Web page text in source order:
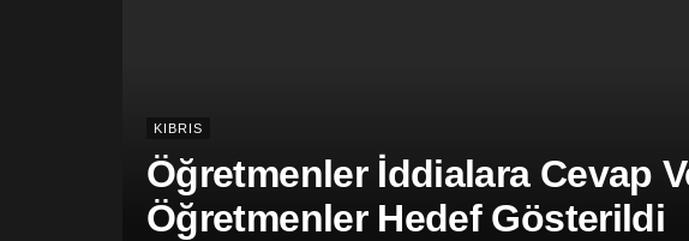
KIBRIS
Öğretmenler İddialara Cevap
Öğretmenler Hedef Gösterildi